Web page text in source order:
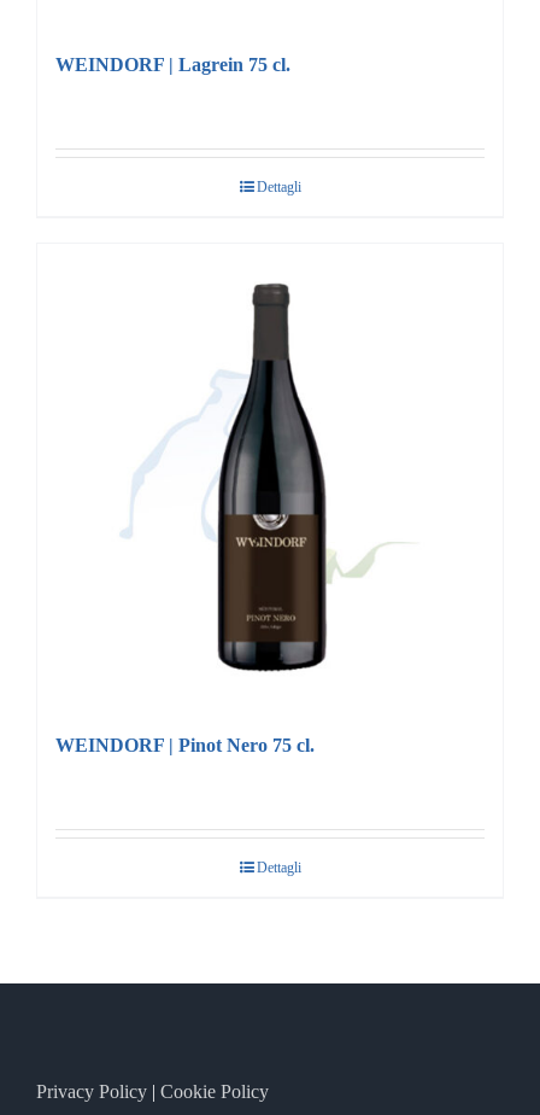
WEINDORF | Lagrein 75 cl.
Dettagli
WEINDORF | Pinot Nero 75 cl.
Dettagli
Privacy Policy | Cookie Policy